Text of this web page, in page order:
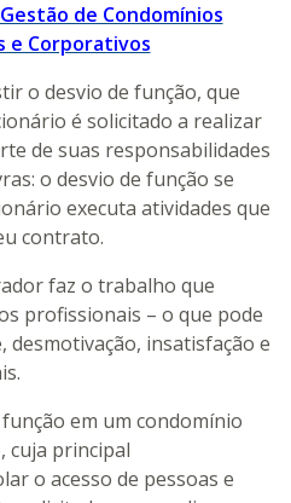
de Condomínios
e Corporativos
o desvio de função, que
é solicitado a realizar
de suas responsabilidades
o desvio de função se
executa atividades que
contrato.
faz o trabalho que
profissionais – o que pode
insatisfação e
em um condomínio
cuja principal
o acesso de pessoas e